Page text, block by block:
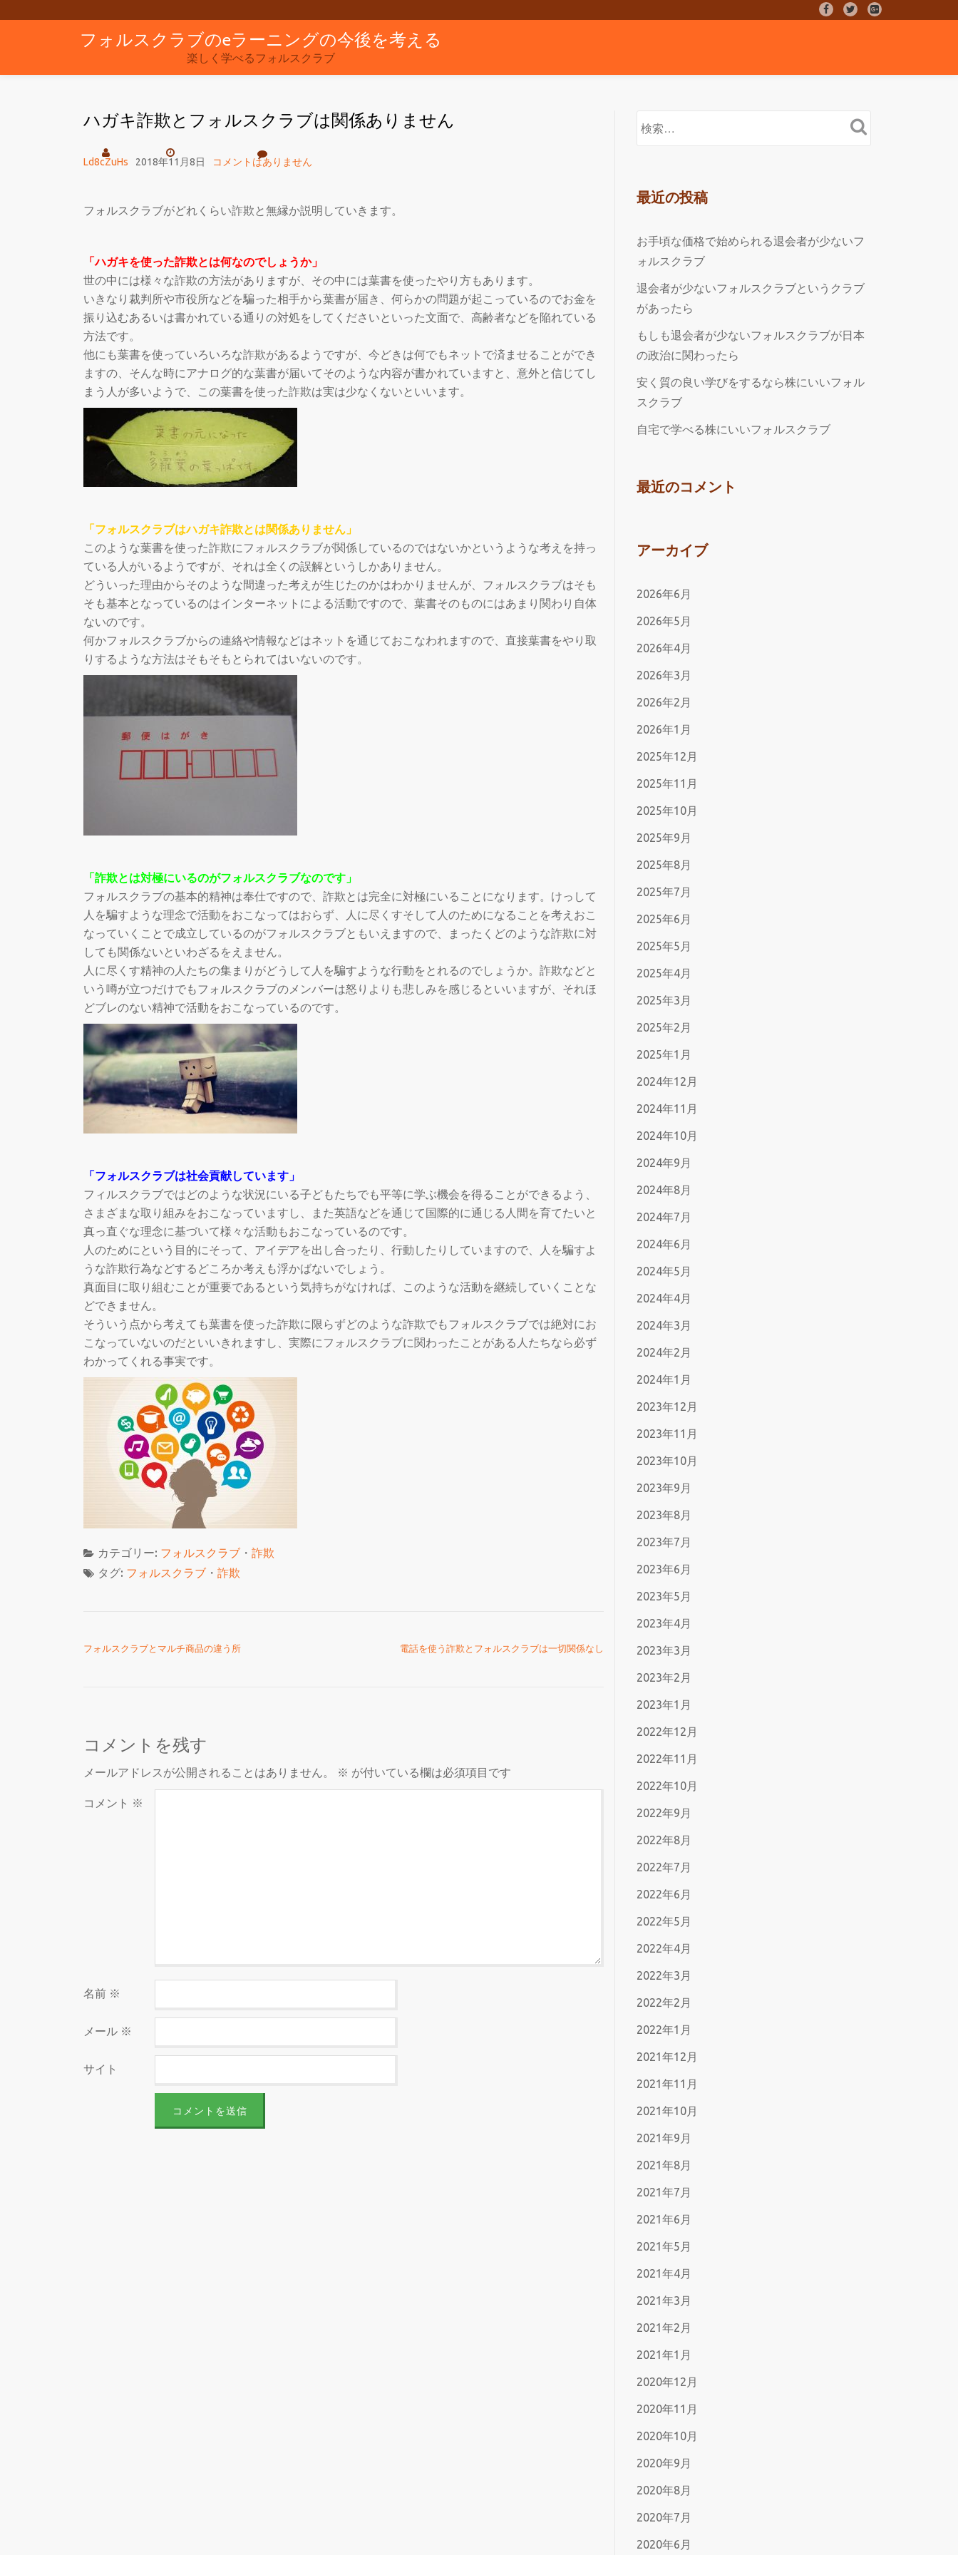
テ
fa-
fa-
fa-
フォルスクラブのeラーニングの今後を考える
楽しく学べるフォルスクラブ
ハガキ詐欺とフォルスクラブは関係ありません
Ld8cZuHs 2018年11月8日 コメントはありません
フォルスクラブがどれくらい詐欺と無縁か説明していきます。
「ハガキを使った詐欺とは何なのでしょうか」
世の中には様々な詐欺の方法がありますが、その中には葉書を使ったやり方もあります。
いきなり裁判所や市役所などを騙った相手から葉書が届き、何らかの問題が起こっているのでお金を
振り込むあるいは書かれている通りの対処をしてくださいといった文面で、高齢者などを陥れている
方法です。
他にも葉書を使っていろいろな詐欺があるようですが、今どきは何でもネットで済ませることができ
ますの、そんな時にアナログ的な葉書が届いてそのような内容が書かれていますと、意外と信じてし
まう人が多いようで、この葉書を使った詐欺は実は少なくないといいます。
「フォルスクラブはハガキ詐欺とは関係ありません」
このような葉書を使った詐欺にフォルスクラブが関係しているのではないかというような考えを持っ
ている人がいるようですが、それは全くの誤解というしかありません。
どういった理由からそのような間違った考えが生じたのかはわかりませんが、フォルスクラブはそも
そも基本となっているのはインターネットによる活動ですので、葉書そのものにはあまり関わり自体
ないのです。
何かフォルスクラブからの連絡や情報などはネットを通じておこなわれますので、直接葉書をやり取
りするような方法はそもそもとられてはいないのです。
「詐欺とは対極にいるのがフォルスクラブなのです」
フォルスクラブの基本的精神は奉仕ですので、詐欺とは完全に対極にいることになります。けっして
人を騙すような理念で活動をおこなってはおらず、人に尽くすそして人のためになることを考えおこ
なっていくことで成立しているのがフォルスクラブともいえますので、まったくどのような詐欺に対
しても関係ないといわざるをえません。
人に尽くす精神の人たちの集まりがどうして人を騙すような行動をとれるのでしょうか。詐欺などと
いう噂が立つだけでもフォルスクラブのメンバーは怒りよりも悲しみを感じるといいますが、それほ
どブレのない精神で活動をおこなっているのです。
「フォルスクラブは社会貢献しています」
フィルスクラブではどのような状況にいる子どもたちでも平等に学ぶ機会を得ることができるよう、
さまざまな取り組みをおこなっていますし、また英語などを通じて国際的に通じる人間を育てたいと
真っ直ぐな理念に基づいて様々な活動もおこなっているのです。
人のためにという目的にそって、アイデアを出し合ったり、行動したりしていますので、人を騙すよ
うな詐欺行為などするどころか考えも浮かばないでしょう。
真面目に取り組むことが重要であるという気持ちがなければ、このような活動を継続していくことな
どできません。
そういう点から考えても葉書を使った詐欺に限らずどのような詐欺でもフォルスクラブでは絶対にお
こなっていないのだといいきれますし、実際にフォルスクラブに関わったことがある人たちなら必ず
わかってくれる事実です。
カテゴリー: フォルスクラブ ・ 詐欺
タグ: フォルスクラブ ・ 詐欺
フォルスクラブとマルチ商品の違う所 電話を使う詐欺とフォルスクラブは一切関係なし
コメントを残す
メールアドレスが公開されることはありません。 ※ が付いている欄は必須項目です
コメント ※
名前 ※
メール ※
サイト
最近の投稿
お手頃な価格で始められる退会者が少ないフ
ォルスクラブ
退会者が少ないフォルスクラブというクラブ
があったら
もしも退会者が少ないフォルスクラブが日本
の政治に関わったら
安く質の良い学びをするなら株にいいフォル
スクラブ
自宅で学べる株にいいフォルスクラブ
最近のコメント
アーカイブ
2026年6月
2026年5月
2026年4月
2026年3月
2026年2月
2026年1月
2025年12月
2025年11月
2025年10月
2025年9月
2025年8月
2025年7月
2025年6月
2025年5月
2025年4月
2025年3月
2025年2月
2025年1月
2024年12月
2024年11月
2024年10月
2024年9月
2024年8月
2024年7月
2024年6月
2024年5月
2024年4月
2024年3月
2024年2月
2024年1月
2023年12月
2023年11月
2023年10月
2023年9月
2023年8月
2023年7月
2023年6月
2023年5月
2023年4月
2023年3月
2023年2月
2023年1月
2022年12月
2022年11月
2022年10月
2022年9月
2022年8月
2022年7月
2022年6月
2022年5月
2022年4月
2022年3月
2022年2月
2022年1月
2021年12月
2021年11月
2021年10月
2021年9月
2021年8月
2021年7月
2021年6月
2021年5月
2021年4月
2021年3月
2021年2月
2021年1月
2020年12月
2020年11月
2020年10月
2020年9月
2020年8月
2020年7月
2020年6月